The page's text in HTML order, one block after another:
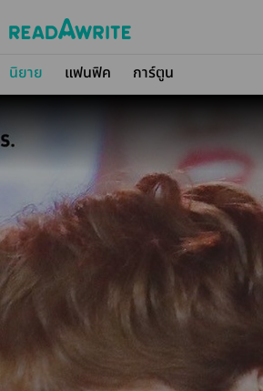
นิยาย แฟนฟิค การ์ตูน